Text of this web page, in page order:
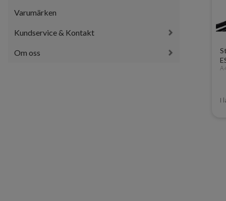
Varumärken
Kundservice & Kontakt
Om oss
I